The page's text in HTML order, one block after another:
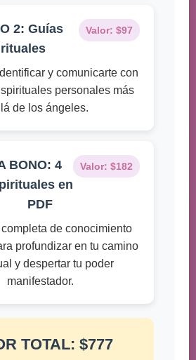
Valor: $97
2: Guías
y comunicarte con
personales más
de los ángeles.
Valor: $182
BONO: 4
en
PDF
de conocimiento
profundizar en tu camino
y despertar tu poder
manifestador.
TOTAL: $777